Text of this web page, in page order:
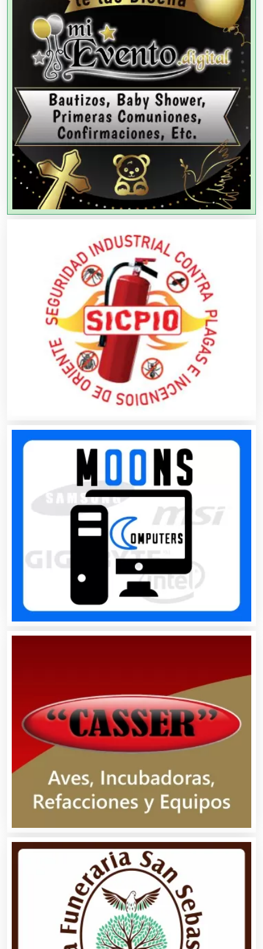
Agencias de Colocación
Agencias de Modelos
Agencias de Publicidad
Agencias de Viajes
Agricultores
Agricultura y Ganadería
Agua Purificada
Aire Acondicionado
Alarmas
Albercas
Alimentos
Almacenaje
Alquiler de Autos
Alquiler de Equipos para Fiestas
Alquiler de Trajes de Etiqueta
Alta Costura
Aluminio
Análisis Clínicos
Análisis de Aguas